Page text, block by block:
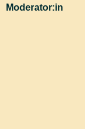
einem Link
Schmerz
bei akuten
Leben
Moderator:in